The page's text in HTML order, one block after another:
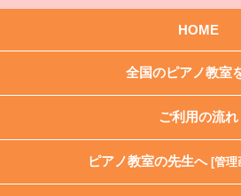
HOME
全国のピアノ教室
ご利用の流れ
ピアノ教室の先生へ [管理